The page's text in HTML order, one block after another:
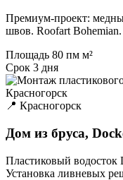
Премиум-проект:
швов. Roofart Bohemian.
Площадь 80 пм м²
Срок 3 дня
📍 Красногорск
Дом из бруса,
Пластиковый
Установка ливневых